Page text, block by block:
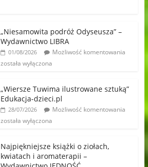
„Niesamowita podróż Odyseusza” –
Wydawnictwo LIBRA
01/08/2026
Możliwość komentowania
została wyłączona
„Wiersze Tuwima ilustrowane sztuką”
Edukacja-dzieci.pl
28/07/2026
Możliwość komentowania
została wyłączona
Najpiękniejsze książki o ziołach,
kwiatach i aromaterapii –